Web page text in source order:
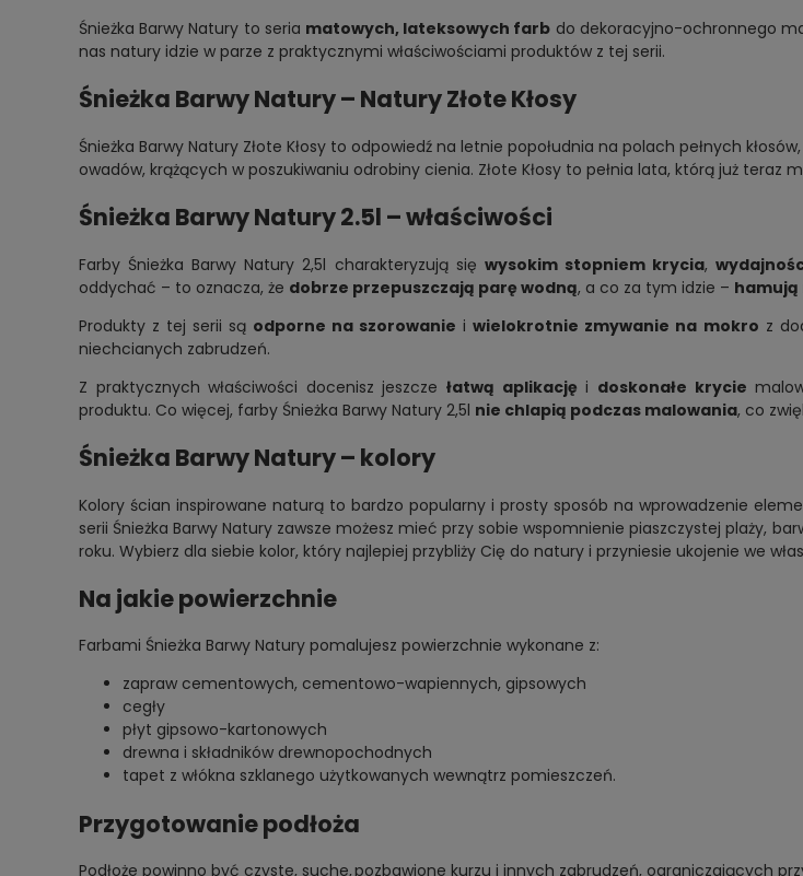
Śnieżka Barwy Natury to seria matowych, lateksowych farb do dekoracyjno-ochronnego
nas natury idzie w parze z praktycznymi właściwościami produktów z tej serii.
Śnieżka Barwy Natury – Natury Złote Kłosy
Śnieżka Barwy Natury Złote Kłosy to odpowiedź na letnie popołudnia na polach pełnych
owadów, krążących w poszukiwaniu odrobiny cienia. Złote Kłosy to pełnia lata, którą już teraz
Śnieżka Barwy Natury 2.5l – właściwości
Farby Śnieżka Barwy Natury 2,5l charakteryzują się wysokim stopniem krycia,
oddychać – to oznacza, że dobrze przepuszczają parę wodną, a co za tym idzie – hamują
Produkty z tej serii są odporne na szorowanie iwielokrotnie zmywanie na mokro z
niechcianych zabrudzeń.
Z praktycznych właściwości docenisz jeszczełatwą aplikację i doskonałe krycie
produktu. Co więcej, farby Śnieżka Barwy Natury 2,5l nie chlapią podczas malowania, co
Śnieżka Barwy Natury – kolory
Kolory ścian inspirowane naturą to bardzo popularny i prosty sposób na wprowadzenie
serii Śnieżka Barwy Natury zawsze możesz mieć przy sobie wspomnienie piaszczystej plaży,
roku. Wybierz dla siebie kolor, który najlepiej przybliży Cię do natury i przyniesie ukojenie we
Na jakie powierzchnie
Farbami Śnieżka Barwy Natury pomalujesz powierzchnie wykonane z:
zapraw cementowych, cementowo-­wapiennych, gipsowych
cegły
płyt gipsowo-­kartonowych
drewna i składników drewnopochodnych
tapet z włókna szklanego użytkowanych wewnątrz pomieszczeń.
Przygotowanie podłoża
Podłoże powinno być czyste, suche, pozbawione kurzu i innych zabrudzeń, ograniczających